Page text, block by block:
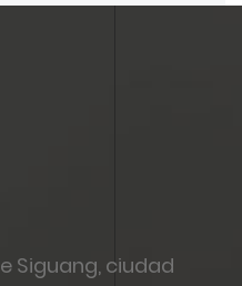
Siguang, ciudad